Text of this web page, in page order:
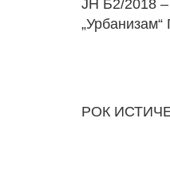
ЈН Б2/2018 –
РОК